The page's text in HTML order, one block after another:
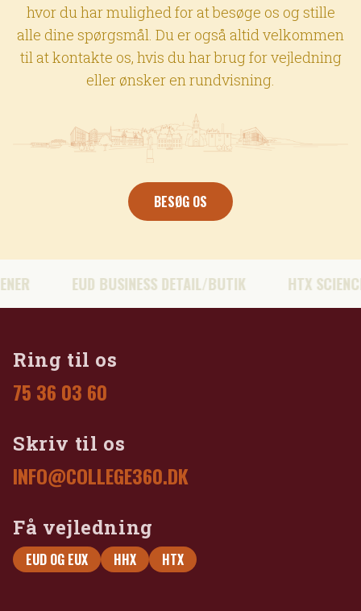
hvor du har mulighed for at besøge os og stille
alle dine spørgsmål. Du er også altid velkommen
til at kontakte os, hvis du har brug for vejledning
eller ønsker en rundvisning.
BESØG OS
EUD BUSINESS DETAIL/BUTIK HTX SCIENCE
Ring til os
75 36 03 60
Skriv til os
INFO@COLLEGE360.DK
Få vejledning
EUD OG EUX HHX HTX